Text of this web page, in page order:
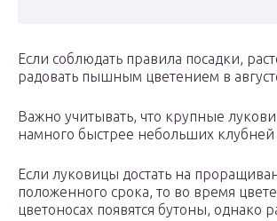
Если соблюдать правила посадки,
радовать пышным цветением в
Важно учитывать, что крупные
намного быстрее небольших клубней
Если луковицы достать на
положенного срока, то во время
цветоносах появятся бутоны, однако